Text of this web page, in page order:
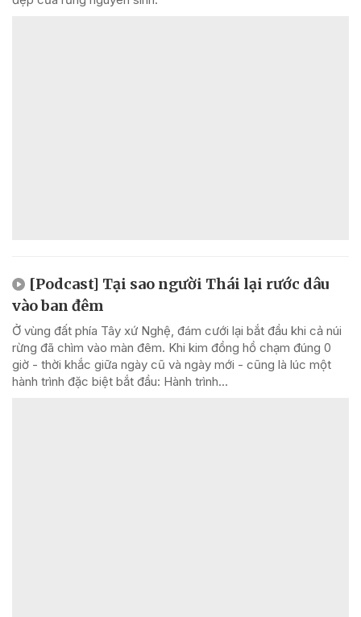
[Podcast] Tại sao người Thái lại rước dâu
vào ban đêm
Ở vùng đất phía Tây xứ Nghệ, đám cưới lại bắt đầu khi cả núi
rừng đã chìm vào màn đêm. Khi kim đồng hồ chạm đúng 0
giờ - thời khắc giữa ngày cũ và ngày mới - cũng là lúc một
hành trình đặc biệt bắt đầu: Hành trình...